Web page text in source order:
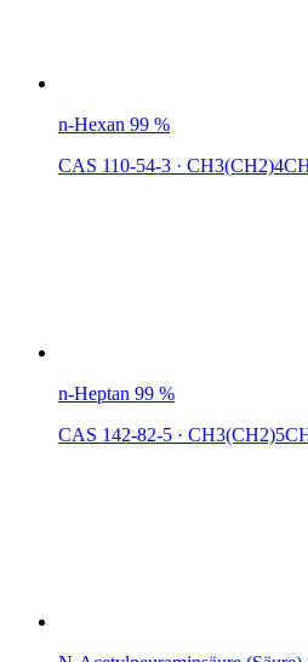
n-Hexan 99 %
CAS 110-54-3 ·
n-Heptan 99 %
CAS 142-82-5 ·